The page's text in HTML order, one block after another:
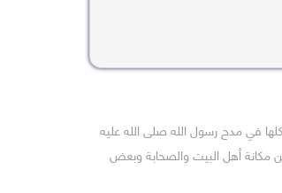
في مدح رسول الله صلى الله عليه
أهل البيت والصحابة وبعض